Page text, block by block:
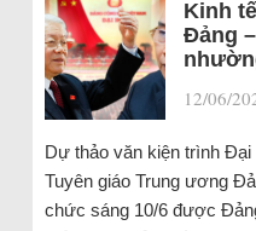
Kinh
Đảng
12/06/
Dự thảo văn kiện trình
Tuyên giáo Trung ương
chức sáng 10/6 được